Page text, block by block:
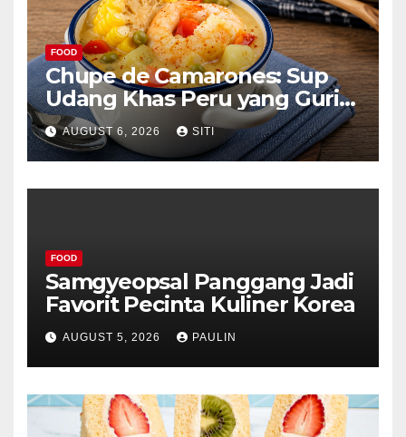
FOOD
Chupe de Camarones: Sup
Udang Khas Peru yang Gurih
Lezat
AUGUST 6, 2026 SITI
FOOD
Samgyeopsal Panggang Jadi
Favorit Pecinta Kuliner Korea
AUGUST 5, 2026 PAULIN